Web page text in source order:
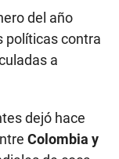
del año
políticas contra
a
dejó hace
Colombia y